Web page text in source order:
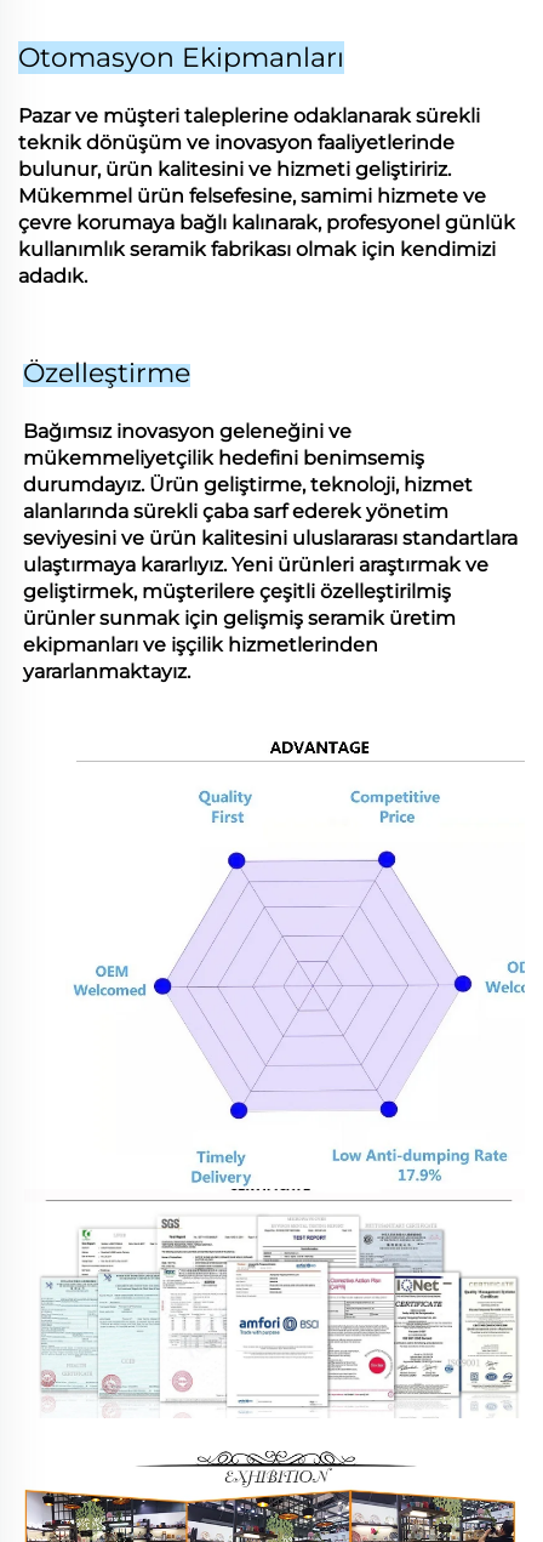
Otomasyon Ekipmanları
Pazar ve müşteri taleplerine odaklanarak sürekli
teknik dönüşüm ve inovasyon faaliyetlerinde
bulunur, ürün kalitesini ve hizmeti geliştiririz.
Mükemmel ürün felsefesine, samimi hizmete ve
çevre korumaya bağlı kalınarak, profesyonel günlük
kullanımlık seramik fabrikası olmak için kendimizi
adadık.
Özelleştirme
Bağımsız inovasyon geleneğini ve
mükemmeliyetçilik hedefini benimsemiş
durumdayız. Ürün geliştirme, teknoloji, hizmet
alanlarında sürekli çaba sarf ederek yönetim
seviyesini ve ürün kalitesini uluslararası standartlara
ulaştırmaya kararlıyız. Yeni ürünleri araştırmak ve
geliştirmek, müşterilere çeşitli özelleştirilmiş
ürünler sunmak için gelişmiş seramik üretim
ekipmanları ve işçilik hizmetlerinden
yararlanmaktayız.